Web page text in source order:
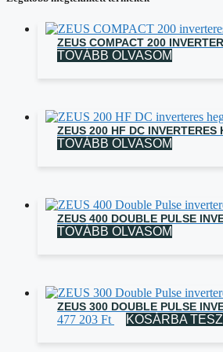
ZEUS COMPACT 200
TOVÁBB OLVASOM
ZEUS 200 HF DC INVERTERES
TOVÁBB OLVASOM
ZEUS 400 DOUBLE PULSE
TOVÁBB OLVASOM
ZEUS 300 DOUBLE PULSE
477 203 Ft KOSÁRBA